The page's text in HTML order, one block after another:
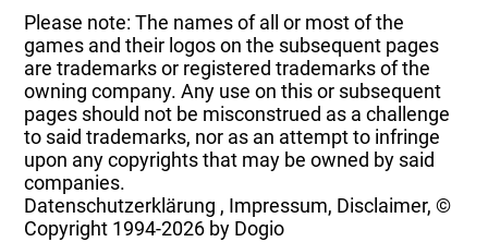
Please note: The names of all or most of the
games and their logos on the subsequent pages
are trademarks or registered trademarks of the
owning company. Any use on this or subsequent
pages should not be misconstrued as a challenge
to said trademarks, nor as an attempt to infringe
upon any copyrights that may be owned by said
companies.
Datenschutzerklärung , Impressum, Disclaimer, ©
Copyright 1994-2026 by Dogio